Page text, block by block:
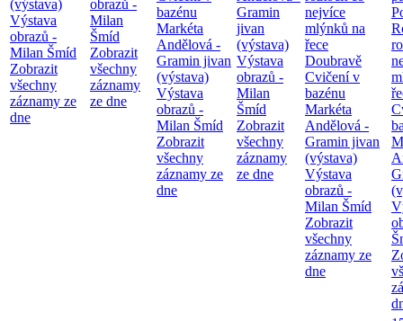
(výstava)
Výstava
obrazů -
Milan Šmíd
Zobrazit
všechny
záznamy ze
dne
obrazů -
Milan
Šmíd
Zobrazit
všechny
záznamy
ze dne
bazénu
Markéta
Andělová -
Gramin jivan
(výstava)
Výstava
obrazů -
Milan Šmíd
Zobrazit
všechny
záznamy ze
dne
Gramin
jivan
(výstava)
Výstava
obrazů -
Milan
Šmíd
Zobrazit
všechny
záznamy
ze dne
nejvíce
mlýnků na
řece
Doubravě
Cvičení v
bazénu
Markéta
Andělová -
Gramin jivan
(výstava)
Výstava
obrazů -
Milan Šmíd
Zobrazit
všechny
záznamy ze
dne